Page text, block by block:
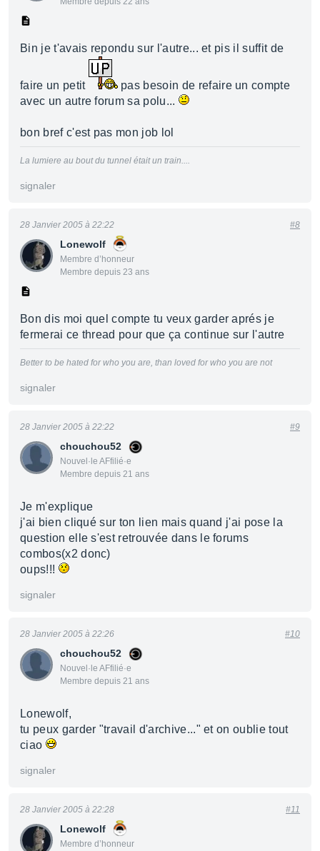
Bin je t'avais repondu sur l'autre... et pis il suffit de
faire un petit
pas besoin de refaire un compte
avec un autre forum sa polu...
bon bref c'est pas mon job lol
La lumiere au bout du tunnel était un train....
signaler
Lonewolf
Membre d’honneur
Membre depuis 23 ans
28 Janvier 2005 à 22:22 #8
Bon dis moi quel compte tu veux garder aprés je
fermerai ce thread pour que ça continue sur l'autre
Better to be hated for who you are, than loved for who you are not
signaler
chouchou52
Nouvel·le AFfilié·e
Membre depuis 21 ans
28 Janvier 2005 à 22:22 #9
Je m'explique
j'ai bien cliqué sur ton lien mais quand j'ai pose la
question elle s'est retrouvée dans le forums
combos(x2 donc)
oups!!!
signaler
chouchou52
Nouvel·le AFfilié·e
Membre depuis 21 ans
28 Janvier 2005 à 22:26 #10
Lonewolf,
tu peux garder "travail d'archive..." et on oublie tout
ciao
signaler
Lonewolf
Membre d’honneur
28 Janvier 2005 à 22:28 #11